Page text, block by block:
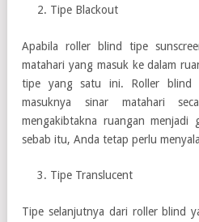
Tipe Blackout
Apabila roller blind tipe
matahari yang masuk ke dalam
tipe yang satu ini. Roller blind
masuknya sinar matahari
mengakibtakna ruangan menjadi
sebab itu, Anda tetap perlu
Tipe Translucent
Tipe selanjutnya dari roller blind